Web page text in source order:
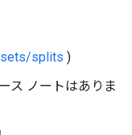
splits )
ス ノートはありま